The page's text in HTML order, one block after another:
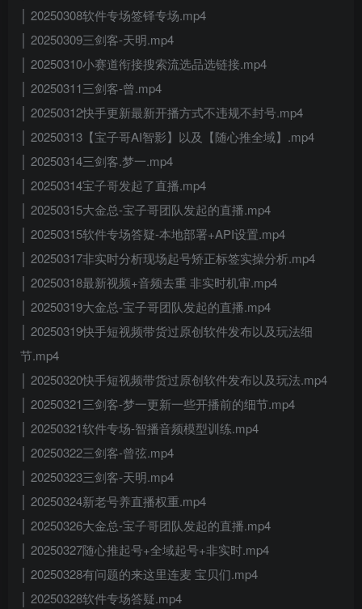
│ 20250308软件专场签铎专场.mp4
│ 20250309三剑客-天明.mp4
│ 20250310小赛道衔接搜索流选品选链接.mp4
│ 20250311三剑客-曾.mp4
│ 20250312快手更新最新开播方式不违规不封号.mp4
│ 20250313【宝子哥AI智影】以及【随心推全域】.mp4
│ 20250314三剑客.梦一.mp4
│ 20250314宝子哥发起了直播.mp4
│ 20250315大金总-宝子哥团队发起的直播.mp4
│ 20250315软件专场答疑-本地部署+API设置.mp4
│ 20250317非实时分析现场起号矫正标签实操分析.mp4
│ 20250318最新视频+音频去重 非实时机审.mp4
│ 20250319大金总-宝子哥团队发起的直播.mp4
│ 20250319快手短视频带货过原创软件发布以及玩法细
节.mp4
│ 20250320快手短视频带货过原创软件发布以及玩法.mp4
│ 20250321三剑客-梦一更新一些开播前的细节.mp4
│ 20250321软件专场-智播音频模型训练.mp4
│ 20250322三剑客-曾弦.mp4
│ 20250323三剑客-天明.mp4
│ 20250324新老号养直播权重.mp4
│ 20250326大金总-宝子哥团队发起的直播.mp4
│ 20250327随心推起号+全域起号+非实时.mp4
│ 20250328有问题的来这里连麦 宝贝们.mp4
│ 20250328软件专场答疑.mp4